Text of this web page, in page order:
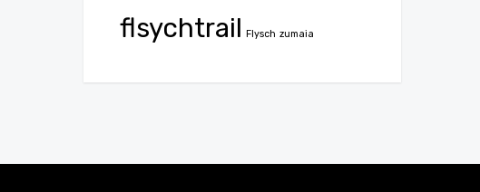
flsychtrail Flysch zumaia